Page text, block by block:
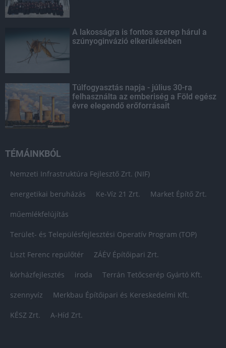
A lakosságra is fontos szerep hárul a
szúnyoginvázió elkerülésében
Túlfogyasztás napja - július 30-ra
felhasználta az emberiség a Föld egész
évre elegendő erőforrásait
TÉMÁINKBÓL
Nemzeti Infrastruktúra Fejlesztő Zrt. (NIF)
energetikai beruházás Ke-Víz 21 Zrt. Market Építő Zrt.
műemlékfelújítás
Terület- és Településfejlesztési Operatív Program (TOP)
Liszt Ferenc repülőtér ZÁÉV Építőipari Zrt.
kórházfejlesztés iroda Terrán Tetőcserép Gyártó Kft.
szennyvíz Merkbau Építőipari és Kereskedelmi Kft.
KÉSZ Zrt. A-Híd Zrt.